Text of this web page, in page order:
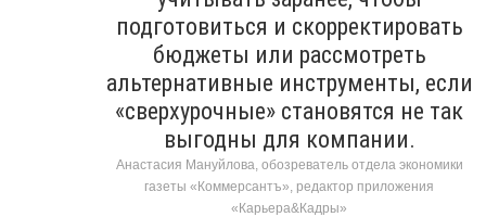
подготовиться и скорректировать
бюджеты или рассмотреть
альтернативные инструменты, если
«сверхурочные» становятся не так
выгодны для компании.
Анастасия Мануйлова, обозреватель отдела экономики
газеты «Коммерсантъ», редактор приложения
«Карьера&Кадры»